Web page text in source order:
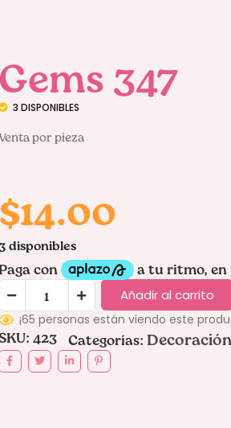
Gems 347
3 DISPONIBLES
por pieza
$14.00
3 disponibles
Añadir al carrito
¡65 personas están viendo este
423 Categorías: Decoración